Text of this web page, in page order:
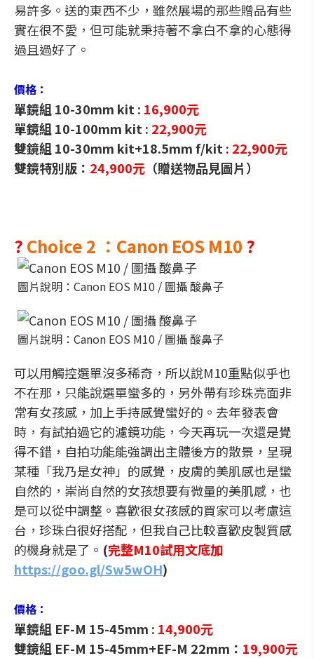
易許多。送的東西不少，雖然展場的那些贈品有些
實在很不愛，但可能就秉持著不拿白不拿的心態得
過且過好了。
價格：
單鏡組 10-30mm kit : 16,900元
單鏡組 10-100mm kit : 22,900元
雙鏡組 10-30mm kit+18.5mm f/kit : 22,900元
雙鏡特別版： 24,900元 （贈送物品見圖片）
? Choice 2 ：Canon EOS M10 ?
圖片說明：Canon EOS M10 / 圖攝 酸鼻子
圖片說明：Canon EOS M10 / 圖攝 酸鼻子
可以用觸控選單沒多稀奇，所以說M10重點似乎也
不在那，只能說選單蠻多的，另外帶有珍珠亮面非
常有女孩感，加上手持感覺蠻好的。去年發表會
時，有試拍過它的濾鏡功能，今天再玩一次還是覺
得不錯，自拍功能能強調出主體後方的散景，呈現
某種「我乃是女神」的感覺，皮膚的美肌感也是蠻
自然的，崇尚自然的女孩想要有微量的美肌感，也
是可以從中調整。喜歡很女孩感的買家可以考慮這
台，珍珠白很好搭配，但我自己比較喜歡皮製質感
的機身就是了。 (完整M10試用文底加
https://goo.gl/Sw5wOH)
價格：
單鏡組 EF-M 15-45mm : 14,900元
雙鏡組 EF-M 15-45mm+EF-M 22mm： 19,900元